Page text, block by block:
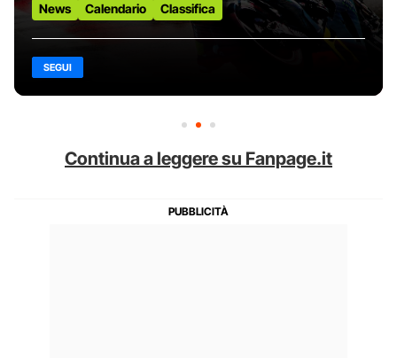
News Calendario Classifica
SEGUI
Continua a leggere su Fanpage.it